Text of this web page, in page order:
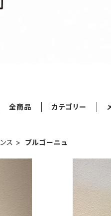
全商品 カテゴリー
ス ブルゴーニュ